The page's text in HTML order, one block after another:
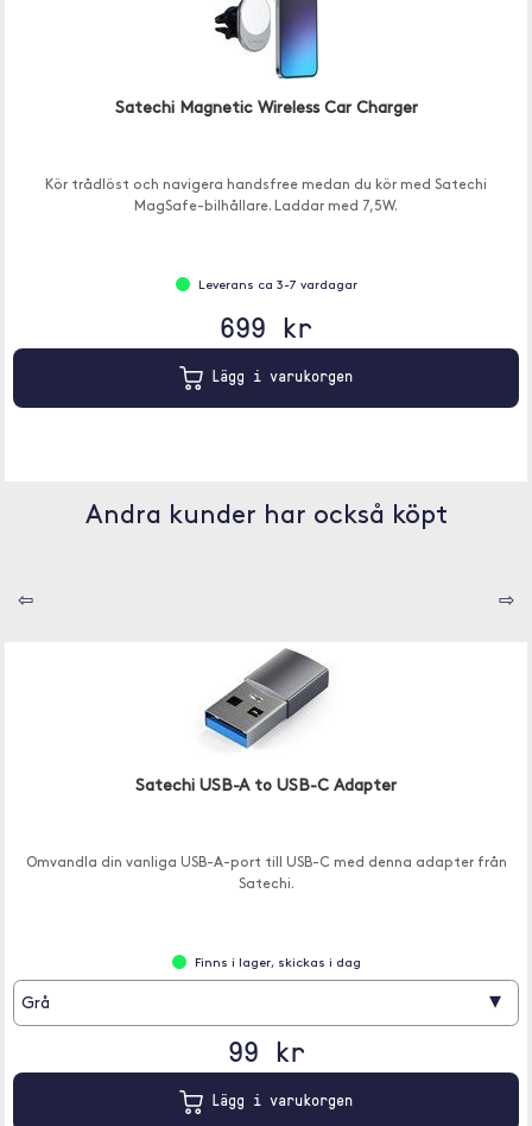
Satechi Magnetic Wireless Car Charger
Kör trådlöst och navigera handsfree medan du kör med Satechi
MagSafe-bilhållare. Laddar med 7,5W.
Leverans ca 3-7 vardagar
699 kr
Lägg i varukorgen
Andra kunder har också köpt
⇦ ⇨
Satechi USB-A to USB-C Adapter
Omvandla din vanliga USB-A-port till USB-C med denna adapter från
Satechi.
Finns i lager, skickas i dag
Grå ▾
99 kr
Lägg i varukorgen